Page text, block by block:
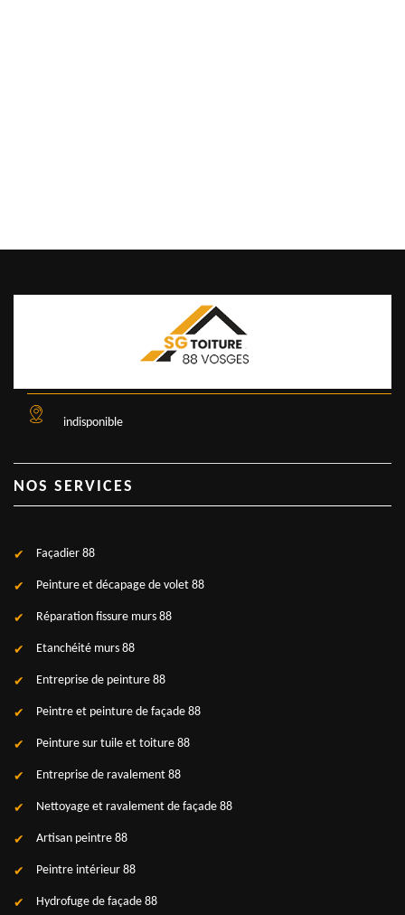
indisponible
NOS SERVICES
Façadier 88
Peinture et décapage de volet 88
Réparation fissure murs 88
Etanchéité murs 88
Entreprise de peinture 88
Peintre et peinture de façade 88
Peinture sur tuile et toiture 88
Entreprise de ravalement 88
Nettoyage et ravalement de façade 88
Artisan peintre 88
Peintre intérieur 88
Hydrofuge de façade 88